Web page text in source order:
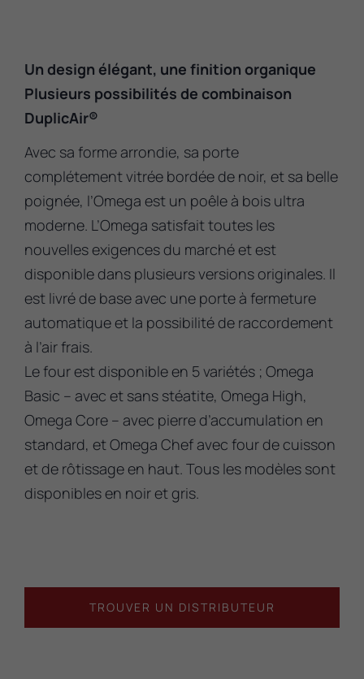
Un design élégant, une finition organique
Plusieurs possibilités de combinaison
DuplicAir®
Avec sa forme arrondie, sa porte
complétement vitrée bordée de noir, et sa belle
poignée, l’Omega est un poêle à bois ultra
moderne. L’Omega satisfait toutes les
nouvelles exigences du marché et est
disponible dans plusieurs versions originales. Il
est livré de base avec une porte à fermeture
automatique et la possibilité de raccordement
à l’air frais.
Le four est disponible en 5 variétés ; Omega
Basic – avec et sans stéatite, Omega High,
Omega Core – avec pierre d’accumulation en
standard, et Omega Chef avec four de cuisson
et de rôtissage en haut. Tous les modèles sont
disponibles en noir et gris.
TROUVER UN DISTRIBUTEUR